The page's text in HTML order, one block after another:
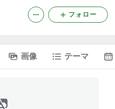
フォロー
画像 テーマ